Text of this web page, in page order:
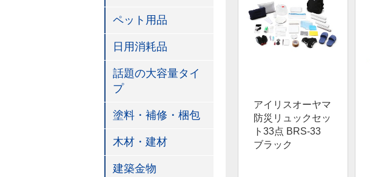
ペット用品
日用消耗品
話題の大容量タイ
プ
塗料・補修・梱包
木材・建材
建築金物
アイリスオーヤマ
防災リュックセッ
ト33点 BRS-33
ブラック